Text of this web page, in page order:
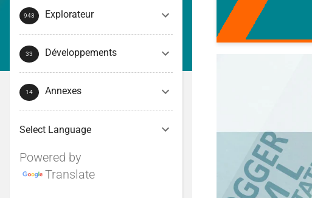
Explorateur
Développements
Annexes
Powered by
Translate